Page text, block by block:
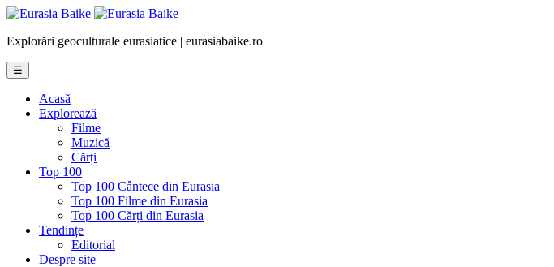
Explorări geoculturale eurasiatice | eurasiabaike.ro
☰
Acasă
Explorează
Filme
Muzică
Cărți
Top 100
Top 100 Cântece din Eurasia
Top 100 Filme din Eurasia
Top 100 Cărți din Eurasia
Tendințe
Editorial
Despre site